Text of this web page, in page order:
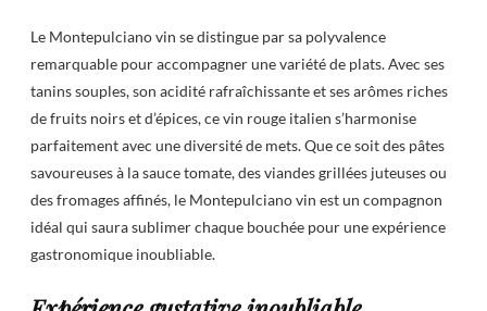
Le Montepulciano vin se distingue par sa polyvalence
remarquable pour accompagner une variété de plats. Avec ses
tanins souples, son acidité rafraîchissante et ses arômes riches
de fruits noirs et d’épices, ce vin rouge italien s’harmonise
parfaitement avec une diversité de mets. Que ce soit des pâtes
savoureuses à la sauce tomate, des viandes grillées juteuses ou
des fromages affinés, le Montepulciano vin est un compagnon
idéal qui saura sublimer chaque bouchée pour une expérience
gastronomique inoubliable.